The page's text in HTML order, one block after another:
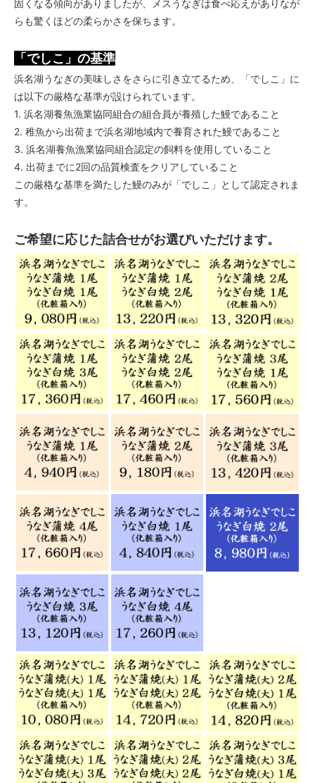
固くなる傾向がありましたが、メスうなぎは食べ応えがありなが
らも驚くほどの柔らかさを保ちます。
「でしこ」の基準
浜名湖うなぎの美味しさをさらに引き立てるため、「でしこ」に
は以下の厳格な基準が設けられています。
1. 浜名湖養魚漁業協同組合の組合員が養殖した鰻であること
2. 稚魚から出荷まで浜名湖地域内で養育された鰻であること
3. 浜名湖養魚漁業協同組合認定の飼料を使用していること
4. 出荷までに2回の品質検査をクリアしていること
この厳格な基準を満たした鰻のみが「でしこ」として認定されま
す。
ご希望に応じた詰合せがお選びいただけます。